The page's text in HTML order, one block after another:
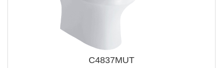
C4837MUT